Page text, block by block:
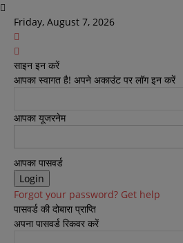
Friday, August 7, 2026
साइन इन करें
आपका स्वागत है! अपने अकाउंट पर लॉग इन करें
आपका यूजरनेम
आपका पासवर्ड
Forgot your password? Get help
पासवर्ड की दोबारा प्राप्ति
अपना पासवर्ड रिकवर करें